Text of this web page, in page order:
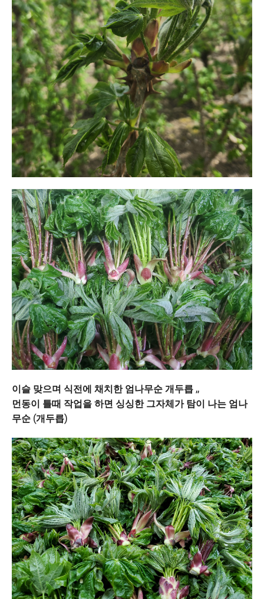
이슬 맞으며 식전에 채치한 엄나무순 개두릅 ,,
먼동이 틀때 작업을 하면 싱싱한 그자체가 탐이 나는 엄나
무순 (개두릅)